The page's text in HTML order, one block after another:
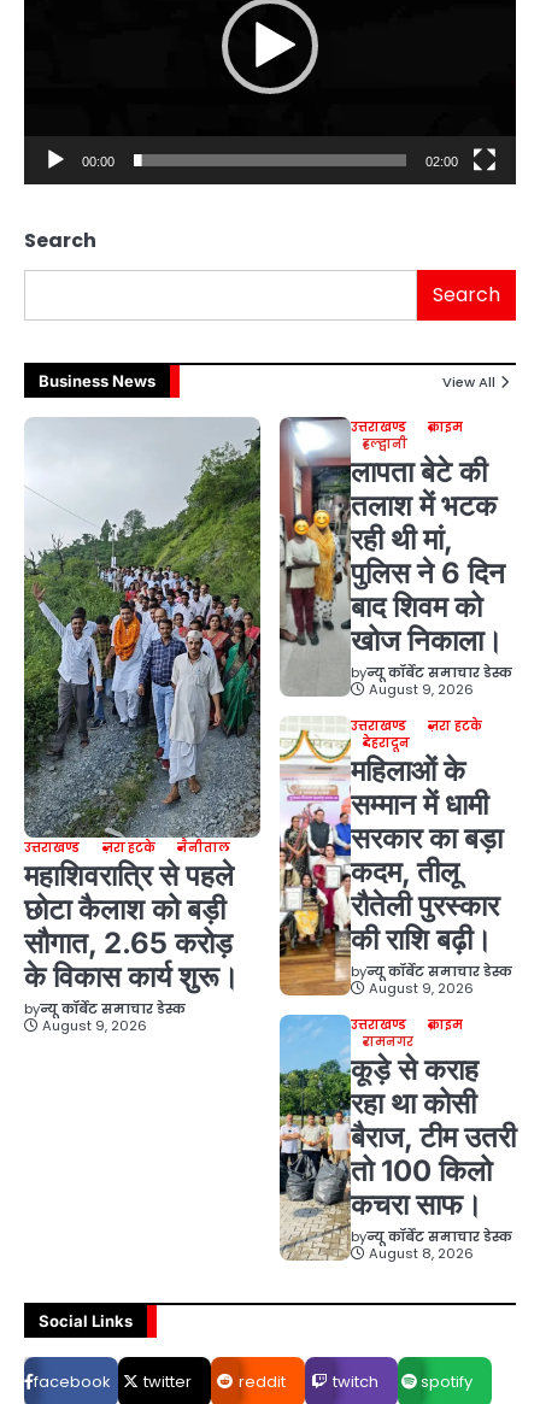
00:00 02:00
Search
Search
Business News View All
उत्तराखण्ड ज़रा हटके नैनीताल
महाशिवरात्रि से पहले
छोटा कैलाश को बड़ी
सौगात, 2.65 करोड़
के विकास कार्य शुरू।
byन्यू कॉर्बेट समाचार डेस्क
August 9, 2026
उत्तराखण्ड
क्राइम
हल्द्वानी
लापता बेटे की
तलाश में भटक
रही थी मां,
पुलिस ने 6 दिन
बाद शिवम को
खोज निकाला।
byन्यू कॉर्बेट समाचार डेस्क
August 9, 2026
उत्तराखण्ड
ज़रा हटके
देहरादून
महिलाओं के
सम्मान में धामी
सरकार का बड़ा
कदम, तीलू
रौतेली पुरस्कार
की राशि बढ़ी।
byन्यू कॉर्बेट समाचार डेस्क
August 9, 2026
उत्तराखण्ड
क्राइम
रामनगर
कूड़े से कराह
रहा था कोसी
बैराज, टीम उतरी
तो 100 किलो
कचरा साफ।
byन्यू कॉर्बेट समाचार डेस्क
August 8, 2026
Social Links
facebook twitter reddit twitch spotify